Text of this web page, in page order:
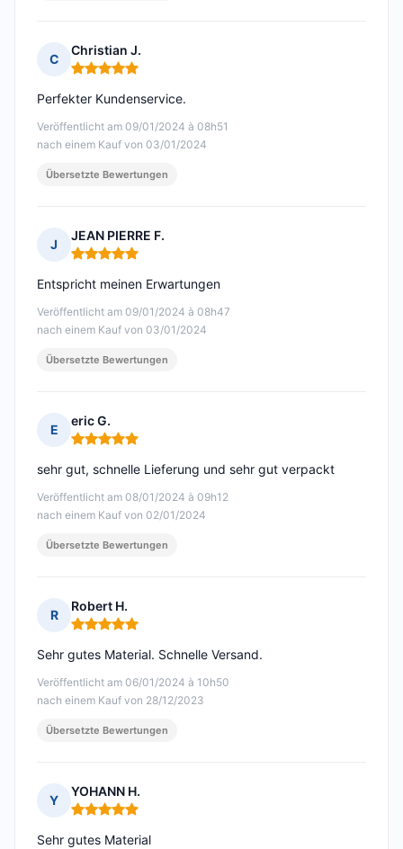
C
Christian J.
Hinweis: 5 von 5
Veröffentlicht am 09/01/2024 à 08h51
nach einem Kauf von 03/01/2024
Perfekter Kundenservice.
Übersetzte Bewertungen
J
JEAN PIERRE F.
Hinweis: 5 von 5
Veröffentlicht am 09/01/2024 à 08h47
nach einem Kauf von 03/01/2024
Entspricht meinen Erwartungen
Übersetzte Bewertungen
E
eric G.
Hinweis: 5 von 5
Veröffentlicht am 08/01/2024 à 09h12
nach einem Kauf von 02/01/2024
sehr gut, schnelle Lieferung und sehr gut verpackt
Übersetzte Bewertungen
R
Robert H.
Hinweis: 5 von 5
Veröffentlicht am 06/01/2024 à 10h50
nach einem Kauf von 28/12/2023
Sehr gutes Material. Schnelle Versand.
Übersetzte Bewertungen
Y
YOHANN H.
Hinweis: 5 von 5
Sehr gutes Material